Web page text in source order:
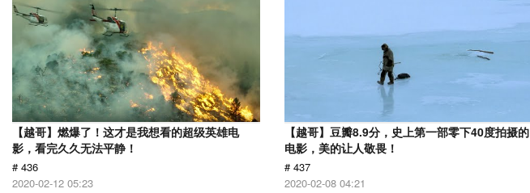
【越哥】燃爆了！这才是我想看的超级英雄电
影，看完久久无法平静！
# 436
2020-02-12 05:23
【越哥】豆瓣8.9分，史上第一部零下40度拍摄的
电影，美的让人敬畏！
# 437
2020-02-08 04:21